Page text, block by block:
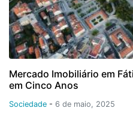
Mercado Imobiliário em
em Cinco Anos
Sociedade - 6 de maio, 2025